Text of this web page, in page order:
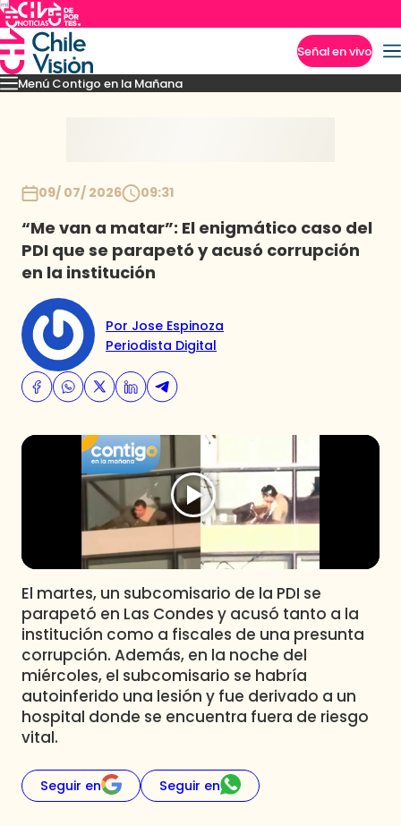
Señal en vivo
Menú Contigo en la Mañana
MomentosReportajesDenunciasPolicialPolíticaEspectáculo
09/ 07/ 2026 09:31
“Me van a matar”: El enigmático caso del
PDI que se parapetó y acusó corrupción
en la institución
Por Jose Espinoza
Periodista Digital
El martes, un subcomisario de la PDI se
parapetó en Las Condes y acusó tanto a la
institución como a fiscales de una presunta
corrupción. Además, en la noche del
miércoles, el subcomisario se habría
autoinferido una lesión y fue derivado a un
hospital donde se encuentra fuera de riesgo
vital.
Seguir en Seguir en
Imperdibles
Club De La Comedia
Contigo en Directo
Plan Perfecto
El Tiempo
Sabingo
Todos Los Programas